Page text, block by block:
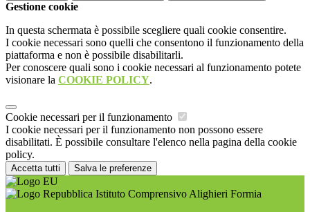
Gestione cookie
In questa schermata è possibile scegliere quali cookie consentire.
I cookie necessari sono quelli che consentono il funzionamento della
piattaforma e non è possibile disabilitarli.
Per conoscere quali sono i cookie necessari al funzionamento potete
visionare la COOKIE POLICY.
Cookie necessari per il funzionamento
I cookie necessari per il funzionamento non possono essere
disabilitati. È possibile consultare l'elenco nella pagina della cookie
policy.
Accetta tutti Salva le preferenze
Istituto Comprensivo Alighieri Formia